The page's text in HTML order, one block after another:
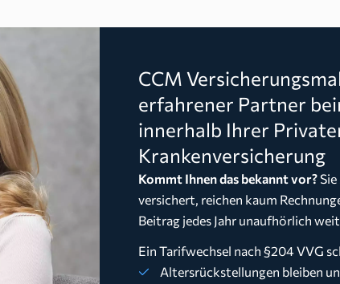
CCM
erfahrener Partner
innerhalb Ihrer
Krankenversicherung
Kommt Ihnen das bekannt vor?
versichert, reichen kaum
Beitrag jedes Jahr unaufhörlich
Ein Tarifwechsel nach §204 VVG
Altersrückstellungen bleiben